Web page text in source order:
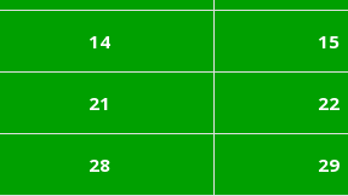
14 15
21 22
28 29